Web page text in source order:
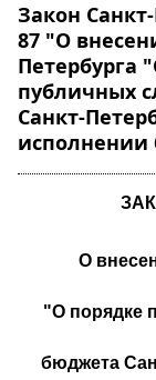
Закон Санкт-
87 "О
Петербурга
публичных
Санкт-
исполнении
О
"О порядке
бюджета